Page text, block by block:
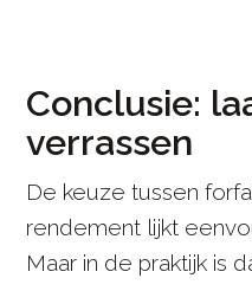
Conclusie:
verrassen
De keuze tussen
rendement lijkt
Maar in de praktijk is